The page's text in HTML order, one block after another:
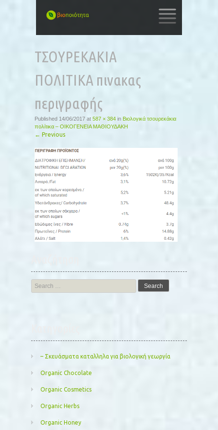
CONTENT
ΤΣΟΥΡΕΚΑΚΙΑ
ΠΟΛΙΤΙΚΑ πινακας
περιγραφής
Published 14/06/2017 at 587 × 384 in Βιολογικά τσουρεκάκια
πολίτικα – ΟΙΚΟΓΕΝΕΙΑ ΜΑΘΙΟΥΔΑΚΗ
← Previous
Search
for:
– Σκευάσματα καταλληλα για βιολογική γεωργία
Organic Chocolate
Organic Cosmetics
Organic Herbs
Organic Honey